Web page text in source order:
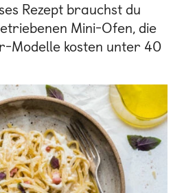
Rezept brauchst du
Mini-Ofen, die
Modelle kosten unter 40